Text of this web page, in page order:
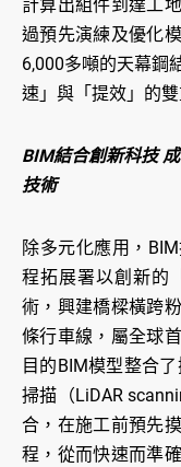
計算出組件到達工
過預先演練及優化
6,000多噸的天幕鋼
速」與「提效」的雙
BIM結合創新科技
技術
除多元化應用，
程拓展署以創新的
術，興建橋樑橫跨
條行車線，屬全球
目的BIM模型整合
掃描（LiDAR
合，在施工前預先
程，從而快速而準